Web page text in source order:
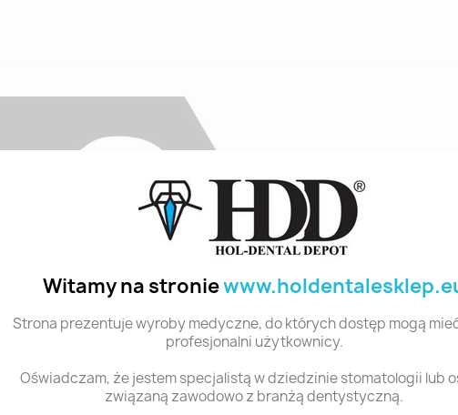
Witamy na stronie
Strona prezentuje wyroby medyczne, do których dostęp mogą
profesjonalni użytkownicy.
Oświadczam, że jestem specjalistą w dziedzinie stomatologii lub
związaną zawodowo z branżą dentystyczną.